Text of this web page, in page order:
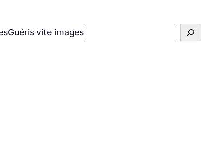
Guéris vite imagesRechercher